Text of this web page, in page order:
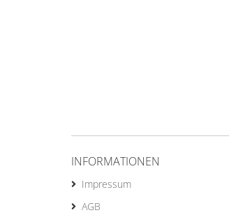
INFORMATIONEN
Impressum
AGB